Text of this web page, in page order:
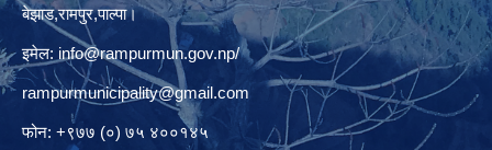
बेझाड,रामपुर,पाल्पा।
इमेल: info@rampurmun.gov.np/
rampurmunicipality@gmail.com
फोन: +९७७ (०) ७५ ४००१४५